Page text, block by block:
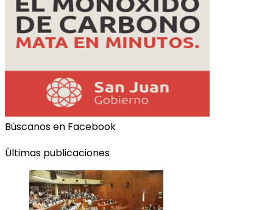
Búscanos en Facebook
Últimas publicaciones